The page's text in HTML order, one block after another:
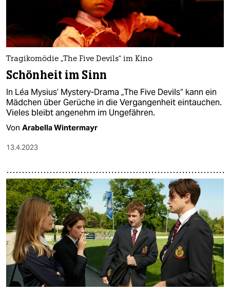
Tragikomödie „The Five Devils“ im Kino
Schönheit im Sinn
In Léa Mysius’ Mystery-Drama „The Five Devils“ kann ein
Mädchen über Gerüche in die Vergangenheit eintauchen.
Vieles bleibt angenehm im Ungefähren.
Von Arabella Wintermayr
13.4.2023